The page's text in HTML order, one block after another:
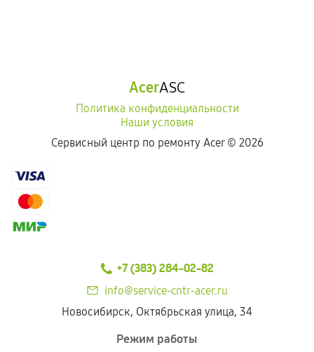
AcerASC
Политика конфиденциальности
Наши условия
Сервисный центр по ремонту Acer © 2026
+7 (383) 284-02-82
info@service-cntr-acer.ru
Новосибирск, Октябрьская улица, 34
Режим работы